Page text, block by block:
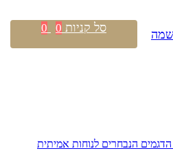
הנבחרים לנוחות אמיתית
סל קניות 0
0